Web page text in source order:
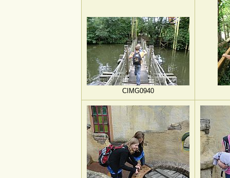
CIMG0940